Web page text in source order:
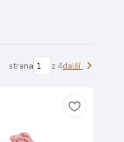
strana z 4další